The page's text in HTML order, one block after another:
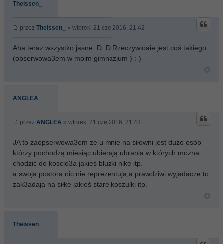
Theissen_
przez Theissen_ » wtorek, 21 cze 2016, 21:42
Aha teraz wszystko jasne :D :D Rzeczywioaie jest coś takiego
(obserwowa3em w moim gimnazjum ) :-)
ANGLEA
przez ANGLEA » wtorek, 21 cze 2016, 21:43
JA to zaopserwowa3em ze u mnie na siłowni jest dużo osób
którzy pochodzą miesiąc ubierają ubrania w których mozna
chodzić do koscio3a jakieś bluzki nike itp.
a swoja postora nic nie reprezentuja,a prawdziwi wyjadacze to
zak3adaja na siłke jakieś stare koszulki itp.
Theissen_